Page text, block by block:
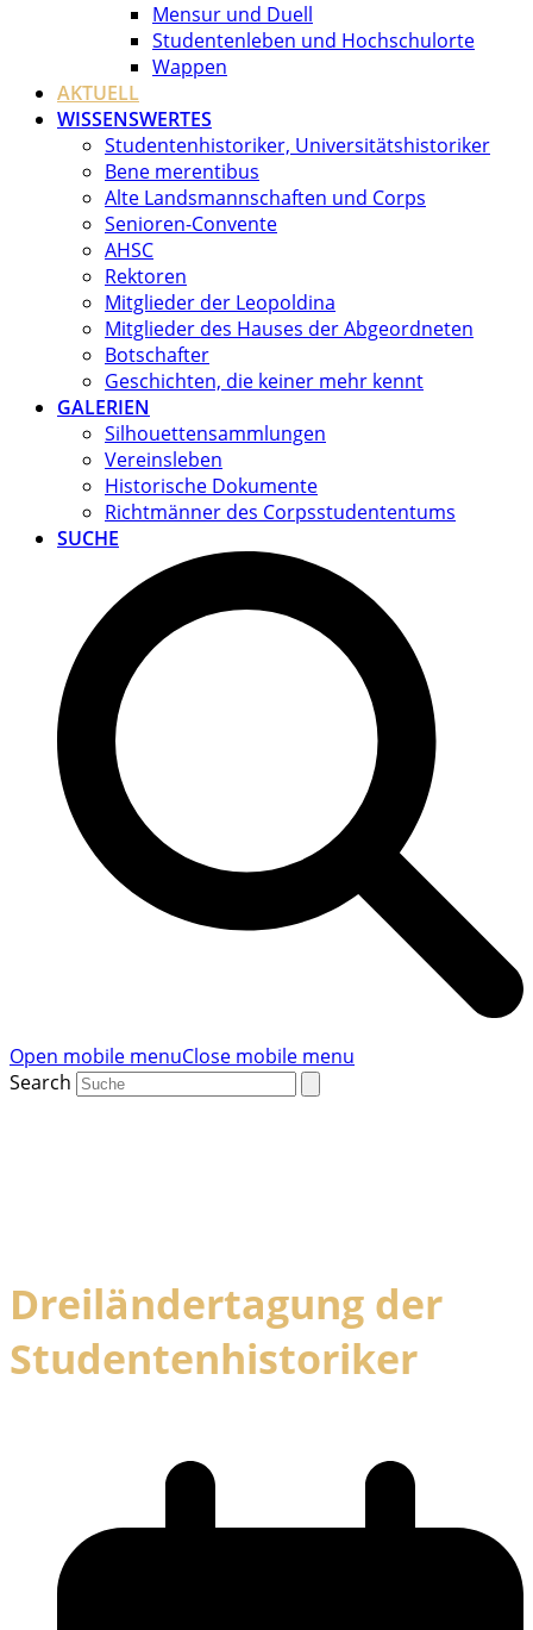
Mensur und Duell
Studentenleben und Hochschulorte
Wappen
AKTUELL
WISSENSWERTES
Studentenhistoriker, Universitätshistoriker
Bene merentibus
Alte Landsmannschaften und Corps
Senioren-Convente
AHSC
Rektoren
Mitglieder der Leopoldina
Mitglieder des Hauses der Abgeordneten
Botschafter
Geschichten, die keiner mehr kennt
GALERIEN
Silhouettensammlungen
Vereinsleben
Historische Dokumente
Richtmänner des Corpsstudententums
SUCHE
Open mobile menuClose mobile menu
Search
Dreiländertagung der
Studentenhistoriker